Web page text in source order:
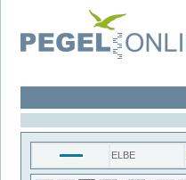
ELBE